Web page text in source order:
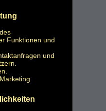
Funktionen und
und